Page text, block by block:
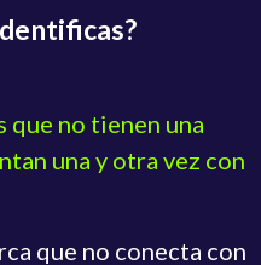
no tienen una
una y otra vez con
que no conecta con